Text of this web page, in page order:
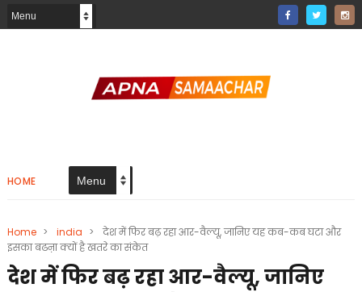
HOME
Home > india >
देश में फिर बढ़ रहा आर-वैल्यू, जानिए यह कब-कब घटा और
इसका बढऩा क्यों है खतरे का संकेत
देश में फिर बढ़ रहा आर-वैल्यू, जानिए